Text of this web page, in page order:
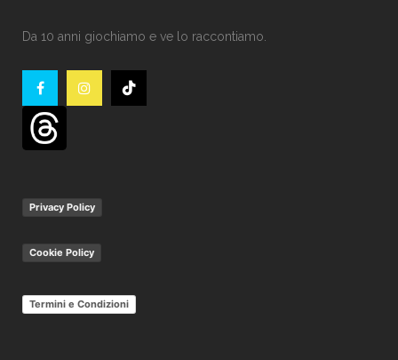
Da 10 anni giochiamo e ve lo raccontiamo.
Privacy Policy
Cookie Policy
Termini e Condizioni